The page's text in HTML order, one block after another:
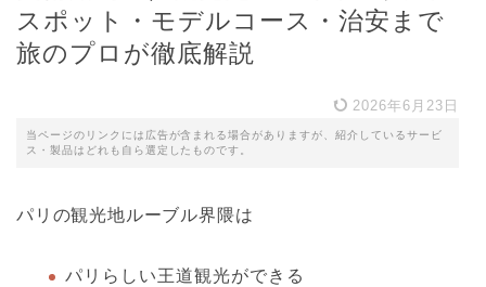
スポット・モデルコース・治安まで
旅のプロが徹底解説
2026年6月23日
当ページのリンクには広告が含まれる場合がありますが、紹介しているサービ
ス・製品はどれも自ら選定したものです。
パリの観光地ルーブル界隈は
パリらしい王道観光ができる